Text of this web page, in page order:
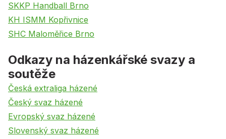
SKKP Handball Brno
KH ISMM Kopřivnice
SHC Maloměřice Brno
Odkazy na házenkářské svazy a
soutěže
Česká extraliga házené
Český svaz házené
Evropský svaz házené
Slovenský svaz házené